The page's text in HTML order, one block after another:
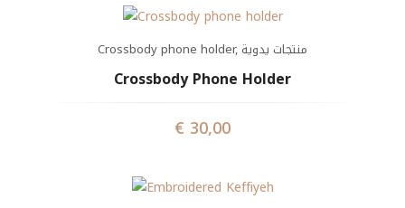
Crossbody phone holder, منتجات يدوية
Crossbody Phone Holder
€ 30,00